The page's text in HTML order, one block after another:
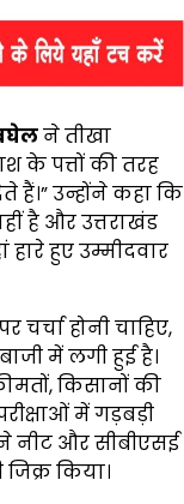
ने तीखा
के पत्तों की तरह
उन्होंने कहा कि
है और उत्तराखंड
हुए उम्मीदवार
होनी चाहिए,
में लगी हुई है।
किसानों की
में गड़बड़ी
नीट और सीबीएसई
किया।